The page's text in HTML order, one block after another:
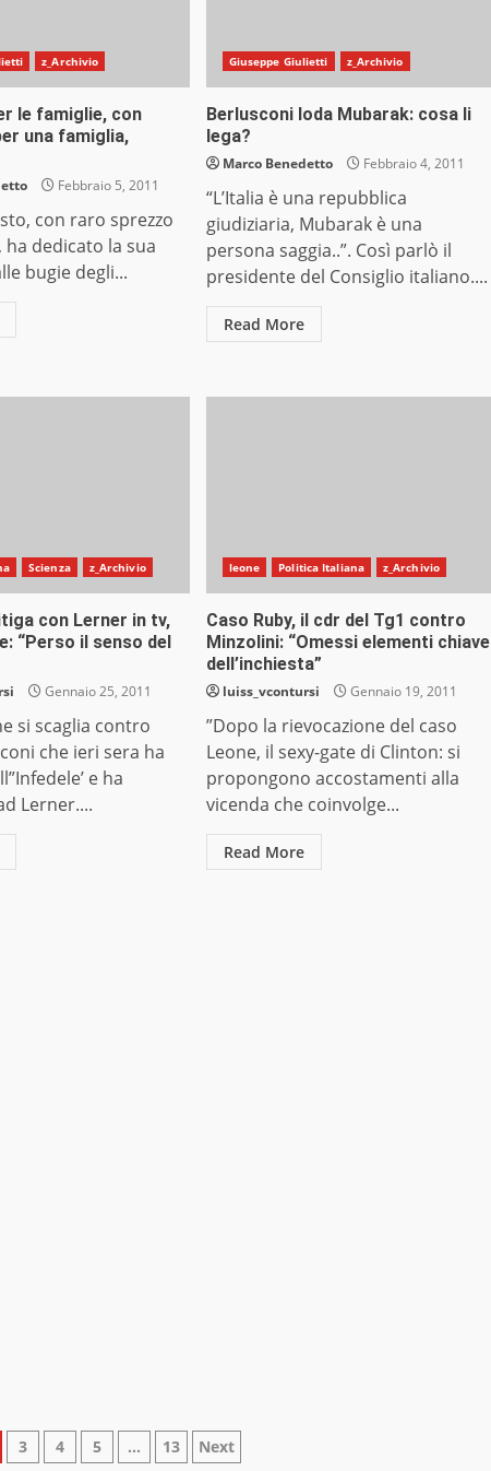
z_Archivio
le famiglie, con
una famiglia,
Febbraio 5, 2011
con raro sprezzo
dedicato la sua
bugie degli...
Giuseppe Giulietti z_Archivio
Berlusconi loda Mubarak: cosa li
lega?
Marco Benedetto Febbraio 4, 2011
“L’Italia è una repubblica
giudiziaria, Mubarak è una
persona saggia..”. Così parlò il
presidente del Consiglio italiano....
Read More
Scienza z_Archivio
con Lerner in tv,
“Perso il senso del
Gennaio 25, 2011
si scaglia contro
che ieri sera ha
e ha
Lerner....
leone Politica Italiana z_Archivio
Caso Ruby, il cdr del Tg1 contro
Minzolini: “Omessi elementi chiave
dell’inchiesta”
luiss_vcontursi Gennaio 19, 2011
”Dopo la rievocazione del caso
Leone, il sexy-gate di Clinton: si
propongono accostamenti alla
vicenda che coinvolge...
Read More
3 4 5 … 13 Next